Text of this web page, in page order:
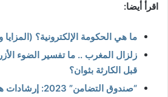
اقرأ أيضا:
ما هي الحكومة الإلكترونية؟ (المزايا
زلزال المغرب .. ما تفسير الضوء
قبل الكارثة بثوان؟
“صندوق التضامن”